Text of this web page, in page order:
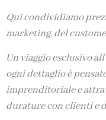
Qui condividiamo
marketing, del
Un viaggio esclusivo
ogni dettaglio è
imprenditoriale e
durature con clienti e